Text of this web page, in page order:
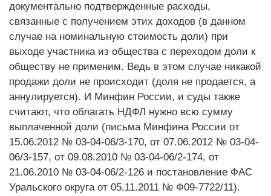
документально подтвержденные расходы,
связанные с получением этих доходов (в данном
случае на номинальную стоимость доли) при
выходе участника из общества с переходом доли к
обществу не применим. Ведь в этом случае никакой
продажи доли не происходит (доля не продается, а
аннулируется). И Минфин России, и суды также
считают, что облагать НДФЛ нужно всю сумму
выплаченной доли (письма Минфина России от
15.06.2012 № 03-04-06/3-170, от 07.06.2012 № 03-04-
06/3-157, от 09.08.2010 № 03-04-06/2-174, от
21.06.2010 № 03-04-06/2-126 и постановление ФАС
Уральского округа от 05.11.2011 № Ф09-7722/11).